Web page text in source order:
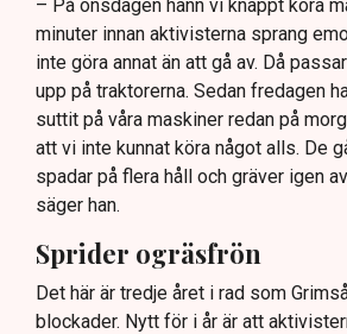
Frågor kvarstår om finansiering av
– På onsdagen hann vi knappt köra
minuter innan aktivisterna sprang
inte göra annat än att gå av. Då
upp på traktorerna. Sedan fredagen
suttit på våra maskiner redan på
att vi inte kunnat köra något alls. De
spadar på flera håll och gräver igen
säger han.
Sprider ogräsfrön
Det här är tredje året i rad som
blockader. Nytt för i år är att